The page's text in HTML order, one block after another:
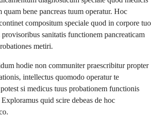
quam bene pancreas tuum operatur. Hoc
compositum speciale quod in corpore tuo
sanitatis functionem pancreaticam
metiri.
hodie non communiter praescribitur propter
intellectus quomodo operatur te
si medicus tuus probationem functionis
quid scire debeas de hoc